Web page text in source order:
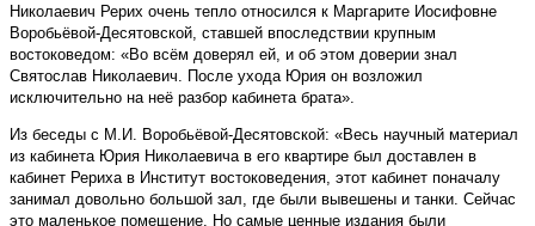
Николаевич Рерих очень тепло относился к Маргарите Иосифовне
Воробьёвой-Десятовской, ставшей впоследствии крупным
востоковедом: «Во всём доверял ей, и об этом доверии знал
Святослав Николаевич. После ухода Юрия он возложил
исключительно на неё разбор кабинета брата».
Из беседы с М.И. Воробьёвой-Десятовской: «Весь научный материал
из кабинета Юрия Николаевича в его квартире был доставлен в
кабинет Рериха в Институт востоковедения, этот кабинет поначалу
занимал довольно большой зал, где были вывешены и танки. Сейчас
это маленькое помещение. Но самые ценные издания были